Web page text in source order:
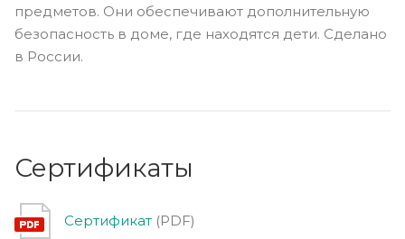
предметов. Они обеспечивают дополнительную
безопасность в доме, где находятся дети. Сделано
в России.
Сертификаты
Сертификат (PDF)